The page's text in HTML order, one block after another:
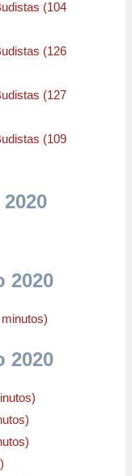
(104
(126
(127
(109
2020
2020